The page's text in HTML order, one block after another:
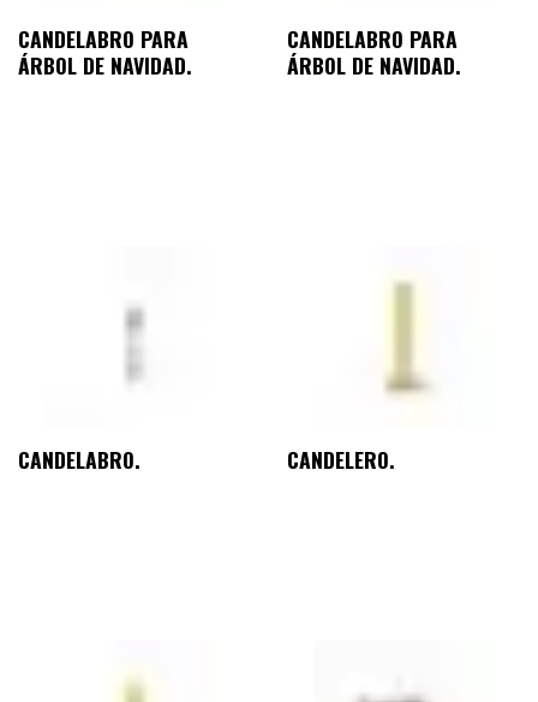
CANDELABRO PARA
ÁRBOL DE NAVIDAD.
CANDELABRO PARA
ÁRBOL DE NAVIDAD.
CANDELABRO. CANDELERO.